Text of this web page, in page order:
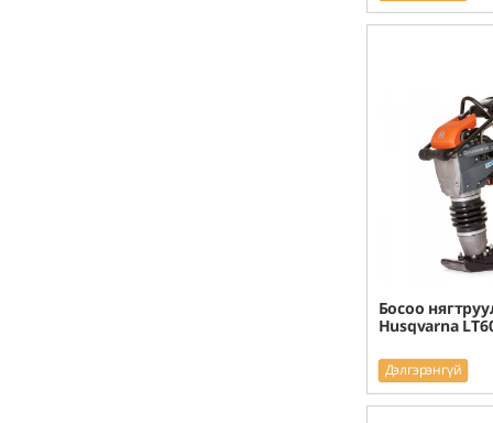
Босоо
Husqvarna
Дэлгэрэнгүй